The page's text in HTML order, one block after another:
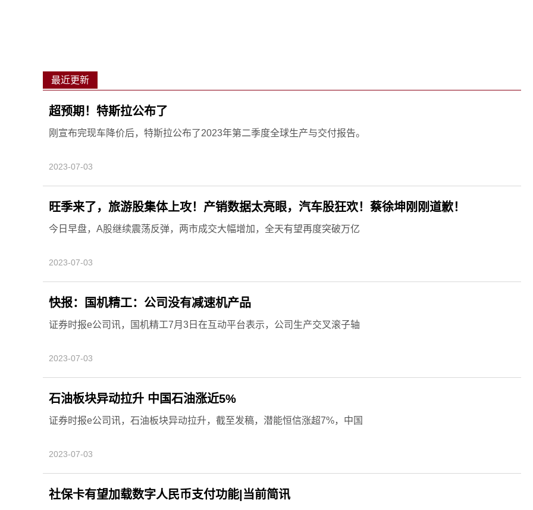
最近更新
超预期！特斯拉公布了
刚宣布完现车降价后，特斯拉公布了2023年第二季度全球生产与交付报告。
2023-07-03
旺季来了，旅游股集体上攻！产销数据太亮眼，汽车股狂欢！蔡徐坤刚刚道歉！
今日早盘，A股继续震荡反弹，两市成交大幅增加，全天有望再度突破万亿
2023-07-03
快报：国机精工：公司没有减速机产品
证券时报e公司讯，国机精工7月3日在互动平台表示，公司生产交叉滚子轴
2023-07-03
石油板块异动拉升 中国石油涨近5%
证券时报e公司讯，石油板块异动拉升，截至发稿，潜能恒信涨超7%，中国
2023-07-03
社保卡有望加载数字人民币支付功能|当前简讯